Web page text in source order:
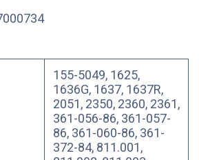
155-5049, 1625,
1636G, 1637, 1637R,
2051, 2350, 2360, 2361,
361-056-86, 361-057-
86, 361-060-86, 361-
372-84, 811.001,